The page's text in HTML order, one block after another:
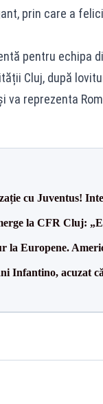
prin care a
pentru echipa
Cluj, după
reprezenta
cu Juventus!
la CFR Cluj:
la Europene.
Infantino, acuzat